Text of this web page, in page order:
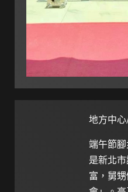
地方中
端午節
是新北
富，舅